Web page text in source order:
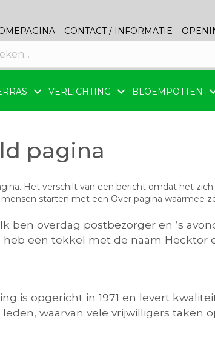
CONTACT / INFORMATIE
VERLICHTING BLOEMPOTTEN
pagina
Het verschilt van een bericht omdat het
mensen starten met een Over pagina waarmee
ben overdag postbezorger en ’s
een tekkel met de naam Hecktor
is opgericht in 1971 en levert
waarvan vele vrijwilligers taken